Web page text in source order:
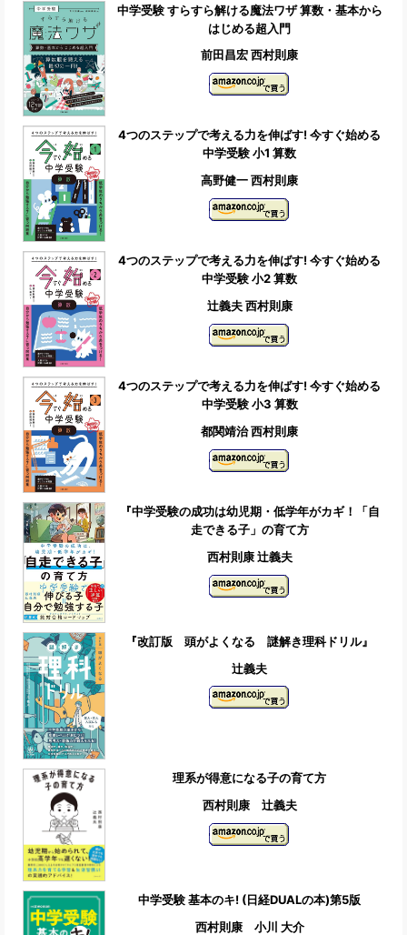
中学受験 すらすら解ける魔法ワザ 算数・基本から
はじめる超入門
前田昌宏 西村則康
4つのステップで考える力を伸ばす! 今すぐ始める
中学受験 小1 算数
高野健一 西村則康
4つのステップで考える力を伸ばす! 今すぐ始める
中学受験 小2 算数
辻義夫 西村則康
4つのステップで考える力を伸ばす! 今すぐ始める
中学受験 小3 算数
都関靖治 西村則康
『中学受験の成功は幼児期・低学年がカギ！「自
走できる子」の育て方
西村則康 辻義夫
『改訂版 頭がよくなる 謎解き理科ドリル』
辻義夫
理系が得意になる子の育て方
西村則康 辻義夫
中学受験 基本のキ! (日経DUALの本)第5版
西村則康 小川 大介